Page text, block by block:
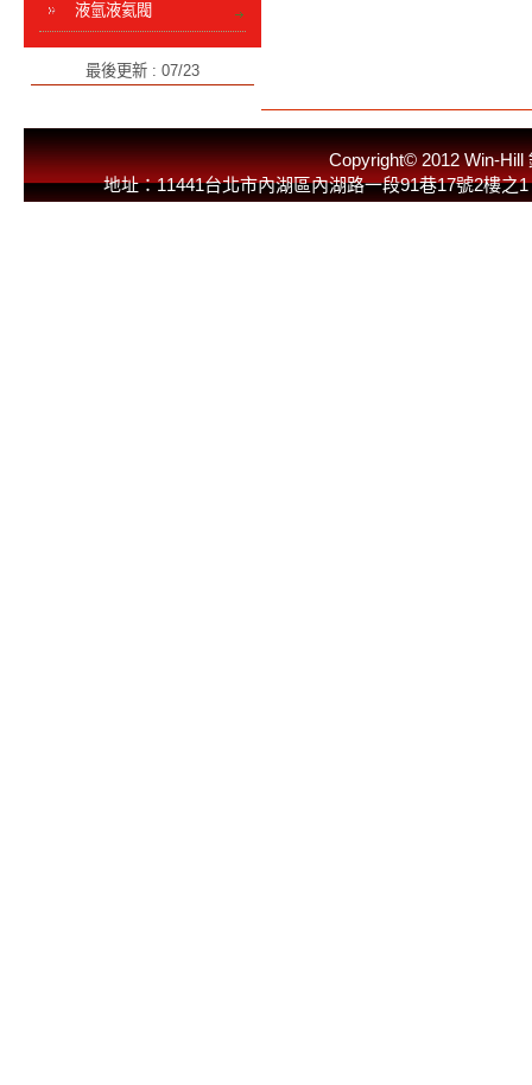
液氫液氦閥
最後更新 : 07/23
Copyright© 2012 Win-
地址：11441台北市內湖區內湖路一段91巷17號2樓